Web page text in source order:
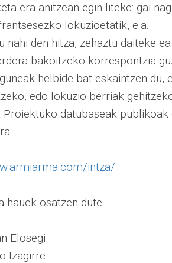
era anitzean egin liteke: gai
lokuzioetatik, e.a.
nahi den hitza, zehaztu daiteke
bakoitzeko korrespontzia
helbide bat eskaintzen
edo lokuzio berriak
Proiektuko datubaseak
intza/
hauek osatzen dute:
Elosegi
Izagirre